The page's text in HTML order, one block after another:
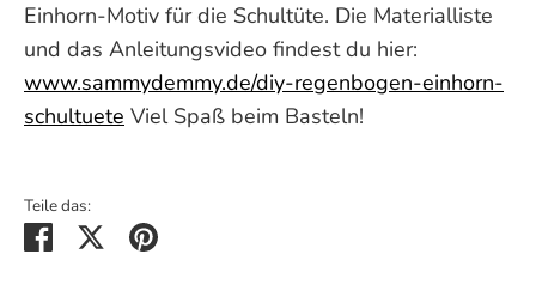
Einhorn-Motiv für die Schultüte. Die Materialliste
und das Anleitungsvideo findest du hier:
www.sammydemmy.de/diy-regenbogen-einhorn-
schultuete Viel Spaß beim Basteln!
Teile das:
Teilen TwitternPinnen